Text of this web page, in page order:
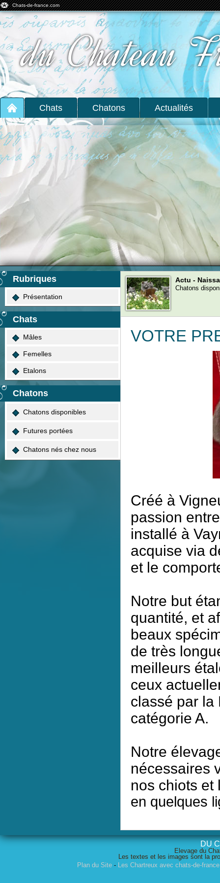
Chats-de-france.com
du Chateau
Chats Chatons Actualités
Rubriques
Présentation
Chats
Mâles
Femelles
Etalons
Chatons
Chatons disponibles
Futures portées
Chatons nés chez nous
actu -
Chatons
VOTRE
Créé à
passion
installé à
acquise via
et le
Notre but
quantité, et
beaux
de très
meilleurs
ceux
classé par la
catégorie A.
Notre
nécessaires
nos chiots et
en quelques
DU
Elevage du
Les textes et les images sont la
Plan du Site - Les Chartreux avec chats-de-